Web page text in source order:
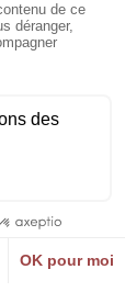
de
les
tout en
acteur